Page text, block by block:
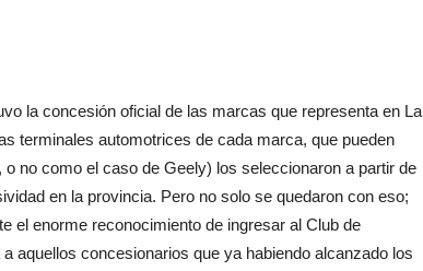
la concesión oficial de las marcas que representa en La
terminales automotrices de cada marca, que pueden
no como el caso de Geely) los seleccionaron a partir de
en la provincia. Pero no solo se quedaron con eso;
el enorme reconocimiento de ingresar al Club de
aquellos concesionarios que ya habiendo alcanzado los